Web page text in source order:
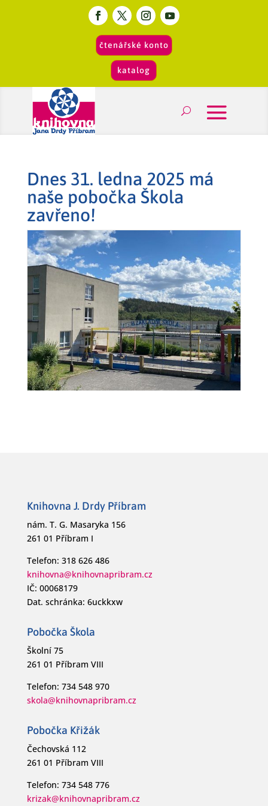
čtenářské konto
katalog
Dnes 31. ledna 2025 má
naše pobočka Škola
zavřeno!
Knihovna J. Drdy Příbram
nám. T. G. Masaryka 156
261 01 Příbram I
Telefon: 318 626 486
knihovna@knihovnapribram.cz
IČ: 00068179
Dat. schránka: 6uckkxw
Pobočka Škola
Školní 75
261 01 Příbram VIII
Telefon: 734 548 970
skola@knihovnapribram.cz
Pobočka Křižák
Čechovská 112
261 01 Příbram VIII
Telefon: 734 548 776
krizak@knihovnapribram.cz